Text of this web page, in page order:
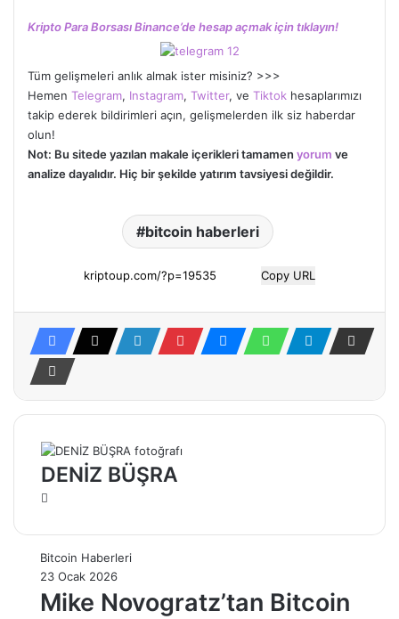
Kripto Para Borsası Binance’de hesap açmak için tıklayın!
Tüm gelişmeleri anlık almak ister misiniz? >>>
Hemen Telegram, Instagram, Twitter, ve Tiktok hesaplarımızı
takip ederek bildirimleri açın, gelişmelerden ilk siz haberdar
olun!
Not: Bu sitede yazılan makale içerikleri tamamen yorum ve
analize dayalıdır. Hiç bir şekilde yatırım tavsiyesi değildir.
bitcoin haberleri
Copy URL
DENİZ BÜŞRA
Bitcoin Haberleri
23 Ocak 2026
Mike Novogratz’tan Bitcoin